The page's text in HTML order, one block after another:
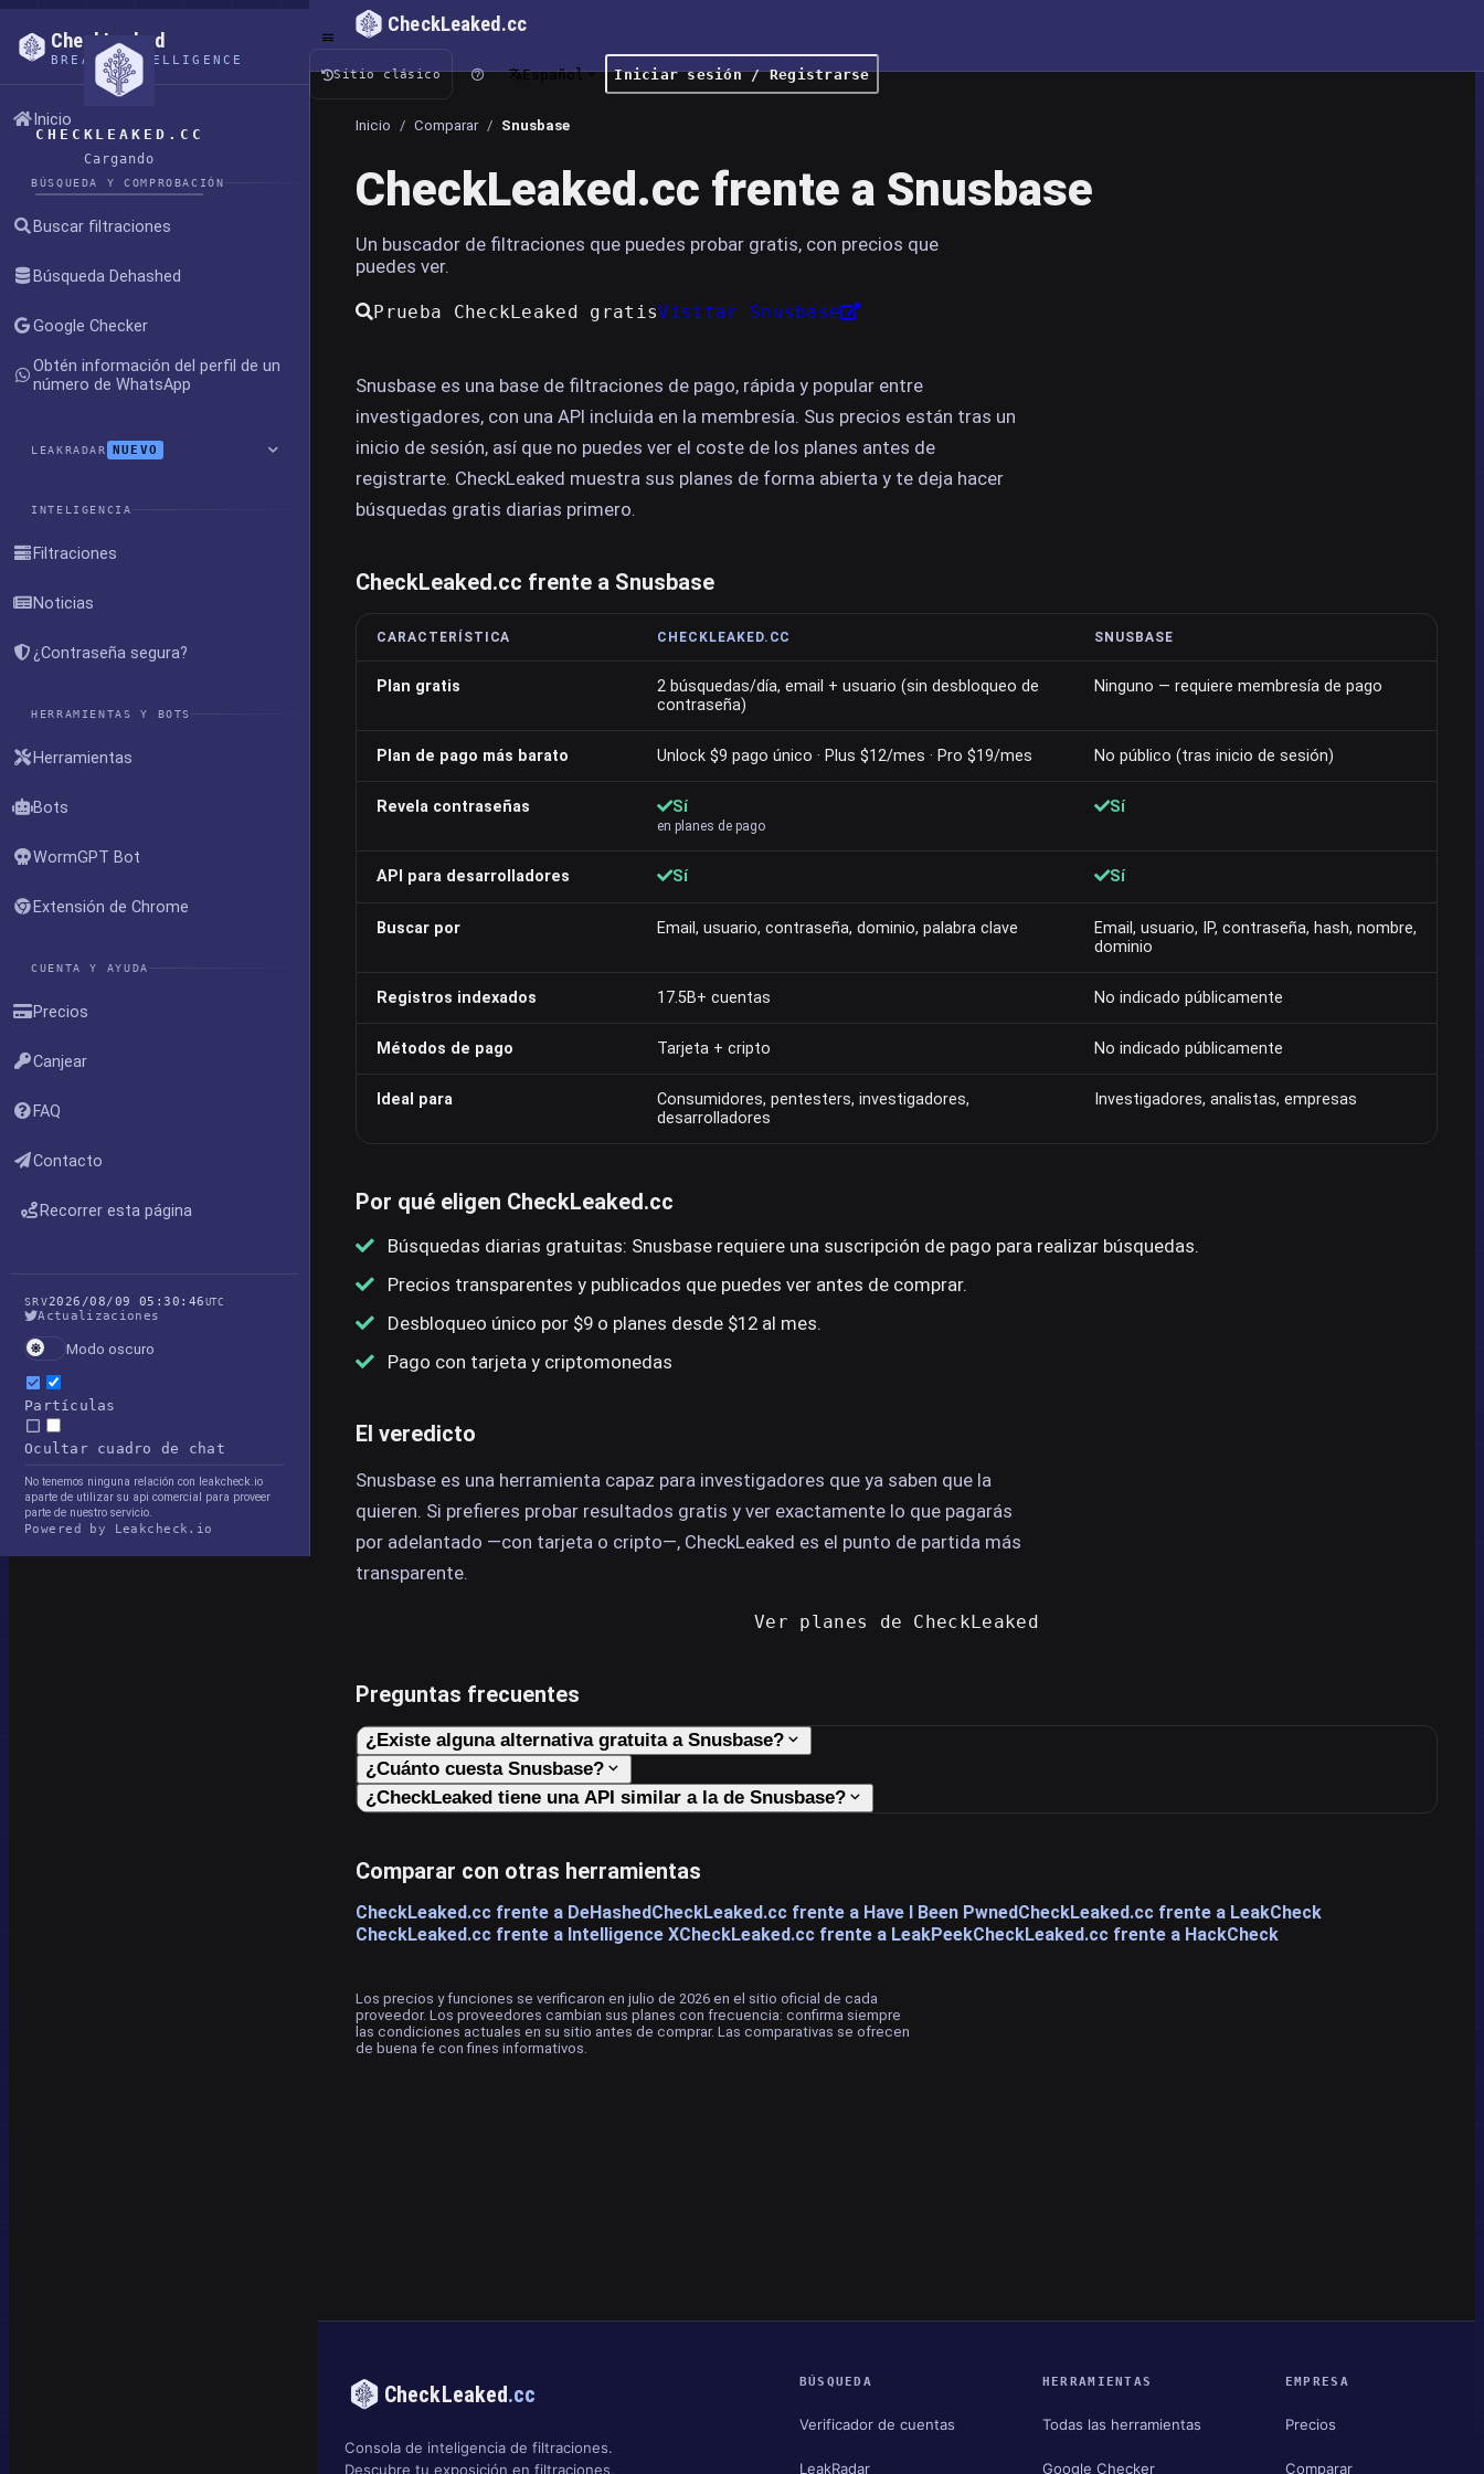
CHECKLEAKED.CC
Cargando
CheckLeaked
BREACH INTELLIGENCE
Inicio
BÚSQUEDA Y COMPROBACIÓN
Buscar filtraciones
Búsqueda Dehashed
Google Checker
Obtén información del perfil de un
número de WhatsApp
LEAKRADAR NUEVO
INTELIGENCIA
Filtraciones
Noticias
¿Contraseña segura?
HERRAMIENTAS Y BOTS
Herramientas
Bots
WormGPT Bot
Extensión de Chrome
CUENTA Y AYUDA
Precios
Canjear
FAQ
Contacto
Recorrer esta página
SRV2026/08/09 05:30:46UTC
Actualizaciones
Modo oscuro
Partículas
Ocultar cuadro de chat
No tenemos ninguna relación con leakcheck.io
aparte de utilizar su api comercial para proveer
parte de nuestro servicio.
Powered by Leakcheck.io
CheckLeaked.cc
Sitio clásico Español Iniciar sesión / Registrarse
Inicio / Comparar / Snusbase
CheckLeaked.cc frente a Snusbase
Un buscador de filtraciones que puedes probar gratis, con precios que
puedes ver.
Prueba CheckLeaked gratisVisitar Snusbase
Snusbase es una base de filtraciones de pago, rápida y popular entre
investigadores, con una API incluida en la membresía. Sus precios están tras un
inicio de sesión, así que no puedes ver el coste de los planes antes de
registrarte. CheckLeaked muestra sus planes de forma abierta y te deja hacer
búsquedas gratis diarias primero.
CheckLeaked.cc frente a Snusbase
CARACTERÍSTICA CHECKLEAKED.CC SNUSBASE
Plan gratis
2 búsquedas/día, email + usuario (sin desbloqueo de
contraseña)
Ninguno — requiere membresía de pago
Plan de pago más barato Unlock $9 pago único · Plus $12/mes · Pro $19/mes No público (tras inicio de sesión)
Revela contraseñas Sí
en planes de pago
Sí
API para desarrolladores Sí Sí
Buscar por Email, usuario, contraseña, dominio, palabra clave
Email, usuario, IP, contraseña, hash, nombre,
dominio
Registros indexados 17.5B+ cuentas No indicado públicamente
Métodos de pago Tarjeta + cripto No indicado públicamente
Ideal para
Consumidores, pentesters, investigadores,
desarrolladores
Investigadores, analistas, empresas
Por qué eligen CheckLeaked.cc
Búsquedas diarias gratuitas: Snusbase requiere una suscripción de pago para realizar búsquedas.
Precios transparentes y publicados que puedes ver antes de comprar.
Desbloqueo único por $9 o planes desde $12 al mes.
Pago con tarjeta y criptomonedas
El veredicto
Snusbase es una herramienta capaz para investigadores que ya saben que la
quieren. Si prefieres probar resultados gratis y ver exactamente lo que pagarás
por adelantado —con tarjeta o cripto—, CheckLeaked es el punto de partida más
transparente.
Ver planes de CheckLeaked
Preguntas frecuentes
¿Existe alguna alternativa gratuita a Snusbase?
¿Cuánto cuesta Snusbase?
¿CheckLeaked tiene una API similar a la de Snusbase?
Comparar con otras herramientas
CheckLeaked.cc frente a DeHashedCheckLeaked.cc frente a Have I Been PwnedCheckLeaked.cc frente a LeakCheck
CheckLeaked.cc frente a Intelligence XCheckLeaked.cc frente a LeakPeekCheckLeaked.cc frente a HackCheck
Los precios y funciones se verificaron en julio de 2026 en el sitio oficial de cada
proveedor. Los proveedores cambian sus planes con frecuencia: confirma siempre
las condiciones actuales en su sitio antes de comprar. Las comparativas se ofrecen
de buena fe con fines informativos.
CheckLeaked.cc
Consola de inteligencia de filtraciones.
Descubre tu exposición en filtraciones,
BÚSQUEDA
Verificador de cuentas
LeakRadar
HERRAMIENTAS
Todas las herramientas
Google Checker
EMPRESA
Precios
Comparar